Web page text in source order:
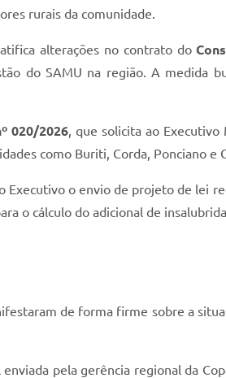
rurais da comunidade.
alterações no contrato do
do SAMU na região. A medida
020/2026, que solicita ao Executivo
como Buriti, Corda, Ponciano e
Executivo o envio de projeto de lei
o cálculo do adicional de
de forma firme sobre a
pela gerência regional da